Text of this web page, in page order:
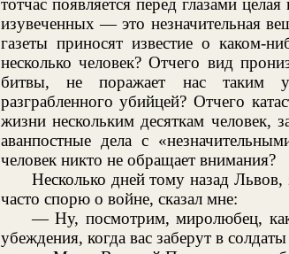
тотчас появляется перед глазами
изувеченных — это незначительная
газеты приносят известие о каком-
несколько человек? Отчего вид
битвы, не поражает нас таким
разграбленного убийцей? Отчего
жизни нескольким десяткам человек,
аванпостные дела с
человек никто не обращает внимания?
Несколько дней тому назад
часто спорю о войне, сказал мне:
— Ну, посмотрим, миролюбец,
убеждения, когда вас заберут в